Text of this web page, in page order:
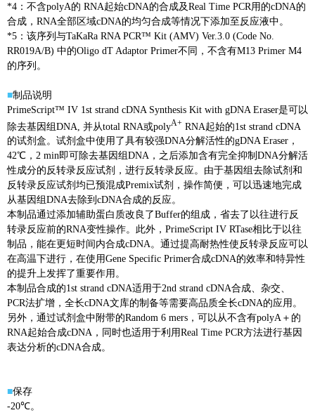
*4：不含polyA的 RNA起始cDNA的合成及Real Time PCR用的cDNA的
合成，RNA全部区域cDNA的均匀合成等情况下添加至反应液中。
*5：该序列与TaKaRa RNA PCR™ Kit (AMV) Ver.3.0 (Code No.
RR019A/B) 中的Oligo dT Adaptor Primer不同，不含有M13 Primer M4
的序列。
■制品说明
PrimeScript™ IV 1st strand cDNA Synthesis Kit with gDNA Eraser是可以
除去基因组DNA, 并从total RNA或polyA+ RNA起始的1st strand cDNA
的试剂盒。试剂盒中使用了具有较强DNA分解活性的gDNA Eraser，
42℃，2 min即可除去基因组DNA，之后添加含有完全抑制DNA分解活
性成分的反转录反应试剂，进行反转录反应。由于基因组去除试剂和
反转录反应试剂均已预混成Premix试剂，操作简便，可以迅速地完成
从基因组DNA去除到cDNA合成的反应。
本制品通过添加辅助蛋白质改良了Buffer的组成，省去了以往进行反
转录反应前的RNA变性操作。此外，PrimeScript IV RTase相比于以往
制品，能在更短时间内合成cDNA。通过提高耐热性使反转录反应可以
在高温下进行，在使用Gene Specific Primer合成cDNA的效率和特异性
的提升上发挥了重要作用。
本制品合成的1st strand cDNA适用于2nd strand cDNA合成、杂交、
PCR法扩增，全长cDNA文库的制备等需要高品质全长cDNA的应用。
另外，通过试剂盒中附带的Random 6 mers，可以从不含有polyA＋的
RNA起始合成cDNA，同时也适用于利用Real Time PCR方法进行基因
表达分析的cDNA合成。
■保存
-20℃。